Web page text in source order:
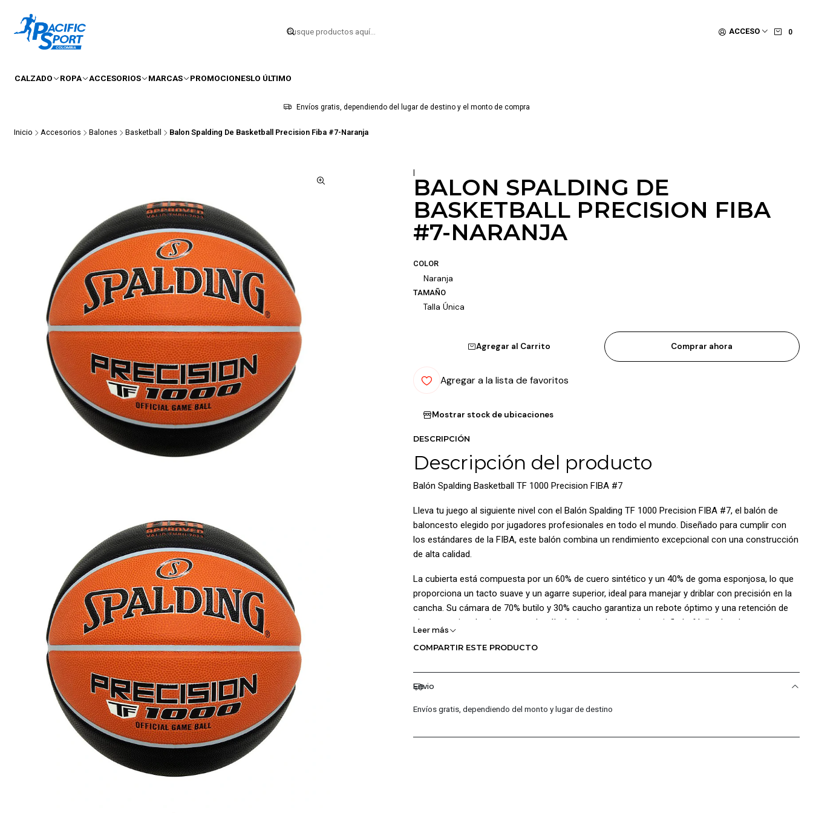
ACCESO 0
CALZADO ROPA ACCESORIOS MARCAS PROMOCIONESLO ÚLTIMO
Envíos gratis, dependiendo del lugar de destino y el monto de compra
Inicio Accesorios Balones Basketball Balon Spalding De Basketball Precision Fiba #7-Naranja
|
BALON SPALDING DE
BASKETBALL PRECISION FIBA
#7-NARANJA
COLOR
Naranja
TAMAÑO
Talla Única
Agregar al Carrito Comprar ahora
Agregar a la lista de favoritos
Mostrar stock de ubicaciones
DESCRIPCIÓN
Descripción del producto
Balón Spalding Basketball TF 1000 Precision FIBA #7
Lleva tu juego al siguiente nivel con el Balón Spalding TF 1000 Precision FIBA #7, el balón de
baloncesto elegido por jugadores profesionales en todo el mundo. Diseñado para cumplir con
los estándares de la FIBA, este balón combina un rendimiento excepcional con una construcción
de alta calidad.
La cubierta está compuesta por un 60% de cuero sintético y un 40% de goma esponjosa, lo que
proporciona un tacto suave y un agarre superior, ideal para manejar y driblar con precisión en la
cancha. Su cámara de 70% butilo y 30% caucho garantiza un rebote óptimo y una retención de
aire excepcional, mientras que la válvula de caucho permite un inflado fácil y duradero.
Con un tamaño 7, este balón es el estándar para el baloncesto masculino, perfecto para
control y durabilidad. Ya sea en competiciones o en sesiones de práctica, el Spalding TF 1000
Precision es tu compañero ideal para dominar el juego.
¡Cuidados del Balon:!
Para cuidar un balón de baloncesto, úsalo en superficies adecuadas, límpialo regularmente,
Leer más
COMPARTIR ESTE PRODUCTO
Envio
Envíos gratis, dependiendo del monto y lugar de destino